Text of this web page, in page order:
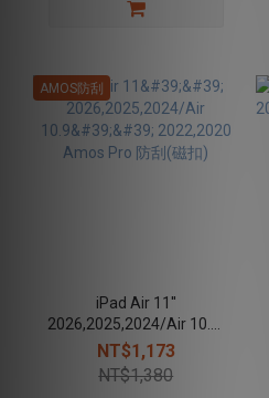
AMOS防刮
iPad Air 11''
2026,2025,2024/Air 10.9''
2022,2020 Amos Pro 防刮
(磁扣)
NT$1,173
NT$1,380